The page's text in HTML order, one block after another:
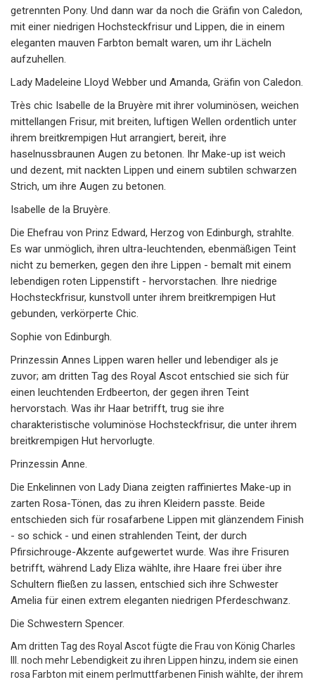
getrennten Pony. Und dann war da noch die Gräfin von Caledon,
mit einer niedrigen Hochsteckfrisur und Lippen, die in einem
eleganten mauven Farbton bemalt waren, um ihr Lächeln
aufzuhellen.
Lady Madeleine Lloyd Webber und Amanda, Gräfin von Caledon.
Très chic Isabelle de la Bruyère mit ihrer voluminösen, weichen
mittellangen Frisur, mit breiten, luftigen Wellen ordentlich unter
ihrem breitkrempigen Hut arrangiert, bereit, ihre
haselnussbraunen Augen zu betonen. Ihr Make-up ist weich
und dezent, mit nackten Lippen und einem subtilen schwarzen
Strich, um ihre Augen zu betonen.
Isabelle de la Bruyère.
Die Ehefrau von Prinz Edward, Herzog von Edinburgh, strahlte.
Es war unmöglich, ihren ultra-leuchtenden, ebenmäßigen Teint
nicht zu bemerken, gegen den ihre Lippen - bemalt mit einem
lebendigen roten Lippenstift - hervorstachen. Ihre niedrige
Hochsteckfrisur, kunstvoll unter ihrem breitkrempigen Hut
gebunden, verkörperte Chic.
Sophie von Edinburgh.
Prinzessin Annes Lippen waren heller und lebendiger als je
zuvor; am dritten Tag des Royal Ascot entschied sie sich für
einen leuchtenden Erdbeerton, der gegen ihren Teint
hervorstach. Was ihr Haar betrifft, trug sie ihre
charakteristische voluminöse Hochsteckfrisur, die unter ihrem
breitkrempigen Hut hervorlugte.
Prinzessin Anne.
Die Enkelinnen von Lady Diana zeigten raffiniertes Make-up in
zarten Rosa-Tönen, das zu ihren Kleidern passte. Beide
entschieden sich für rosafarbene Lippen mit glänzendem Finish
- so schick - und einen strahlenden Teint, der durch
Pfirsichrouge-Akzente aufgewertet wurde. Was ihre Frisuren
betrifft, während Lady Eliza wählte, ihre Haare frei über ihre
Schultern fließen zu lassen, entschied sich ihre Schwester
Amelia für einen extrem eleganten niedrigen Pferdeschwanz.
Die Schwestern Spencer.
Am dritten Tag des Royal Ascot fügte die Frau von König Charles
III. noch mehr Lebendigkeit zu ihren Lippen hinzu, indem sie einen
rosa Farbton mit einem perlmuttfarbenen Finish wählte, der ihrem